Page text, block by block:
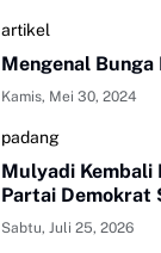
artikel
Mengenal Bunga
Kamis, Mei 30, 2024
padang
Mulyadi Kembali
Partai Demokrat
Sabtu, Juli 25, 2026